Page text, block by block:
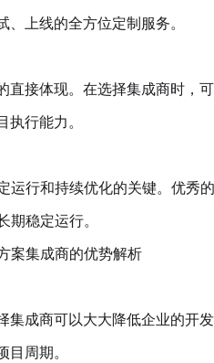
上线的全方位定制服务。
直接体现。在选择集成商时，
行能力。
运行和持续优化的关键。优秀
稳定运行。
案集成商的优势解析
集成商可以大大降低企业的开
周期。